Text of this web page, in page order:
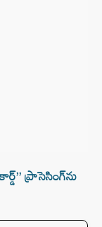
ప్రాసెసింగ్‌ను